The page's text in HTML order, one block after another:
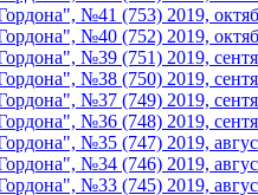
№41 (753) 2019,
№40 (752) 2019,
№39 (751) 2019,
№38 (750) 2019,
№37 (749) 2019,
№36 (748) 2019,
№35 (747) 2019,
№34 (746) 2019,
№33 (745) 2019,